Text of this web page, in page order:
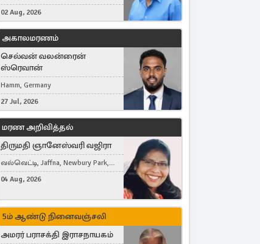
02 Aug, 2026
அகாலமரணம்
செல்வன் வலன்ரைன்
ஸ்ரெவான்
Hamm, Germany
27 Jul, 2026
மரண அறிவித்தல்
திருமதி ஞானேஸ்வரி வஜிரா
வல்வெட்டி, Jaffna, Newbury Park,
United Kingdom
04 Aug, 2026
5ம் ஆண்டு நினைவஞ்சலி
அமரர் பராசக்தி இராசநாயகம்